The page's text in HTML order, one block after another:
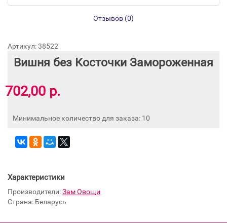
Отзывов (0)
Артикул: 38522
Вишня без Косточки Замороженная
702,00 р.
Минимальное количество для заказа: 10
Характеристики
Производители:Зам Овощи
Страна: Беларусь